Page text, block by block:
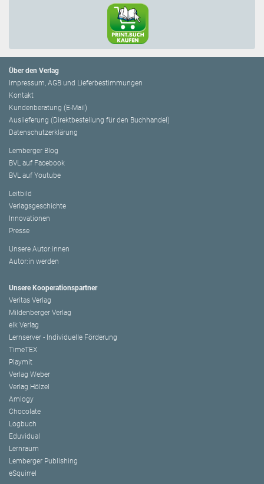
Über den Verlag
Impressum, AGB und Lieferbestimmungen
Kontakt
Kundenberatung (E-Mail)
Auslieferung (Direktbestellung für den Buchhandel)
Datenschutzerklärung
Lemberger Blog
BVL auf Facebook
BVL auf Youtube
Leitbild
Verlagsgeschichte
Innovationen
Presse
Unsere Autor:innen
Autor:in werden
Unsere Kooperationspartner
Veritas Verlag
Mildenberger Verlag
elk Verlag
Lernserver - Individuelle Förderung
TimeTEX
Playmit
Verlag Weber
Verlag Hölzel
Amlogy
Chocolate
Logbuch
Eduvidual
Lernraum
Lemberger Publishing
eSquirrel